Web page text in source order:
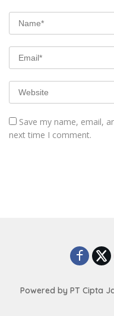
Save my name, email,
next time I comment.
Powered by PT Cipta